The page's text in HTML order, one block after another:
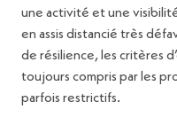
une activité et une
en assis distancié très
de résilience, les critères
toujours compris par les
parfois restrictifs.